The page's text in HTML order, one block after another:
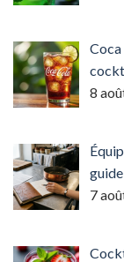
8
guide
7